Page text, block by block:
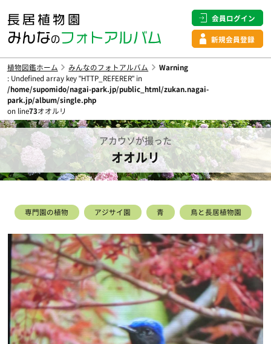
会員ログイン
新規会員登録
植物図鑑ホーム みんなのフォトアルバム
Warning
: Undefined array key "HTTP_REFERER" in
/home/supomido/nagai-park.jp/public_html/zukan.nagai-
park.jp/album/single.php
on line73オオルリ
アカウソが撮った
オオルリ
専門園の植物 アジサイ園 青 鳥と長居植物園